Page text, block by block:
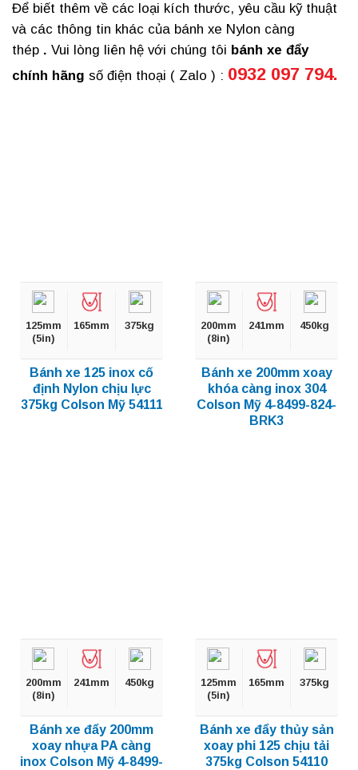
Để biết thêm về các loại kích thước, yêu cầu kỹ thuật
và các thông tin khác của bánh xe Nylon càng
thép . Vui lòng liên hệ với chúng tôi bánh xe đẩy
chính hãng số điện thoại ( Zalo ) : 0932 097 794.
125mm
(5in)
165mm 375kg
Bánh xe 125 inox cố
định Nylon chịu lực
375kg Colson Mỹ 54111
200mm
(8in)
241mm 450kg
Bánh xe 200mm xoay
khóa càng inox 304
Colson Mỹ 4-8499-824-
BRK3
200mm
(8in)
241mm 450kg
Bánh xe đẩy 200mm
xoay nhựa PA càng
inox Colson Mỹ 4-8499-
125mm
(5in)
165mm 375kg
Bánh xe đẩy thủy sản
xoay phi 125 chịu tải
375kg Colson 54110